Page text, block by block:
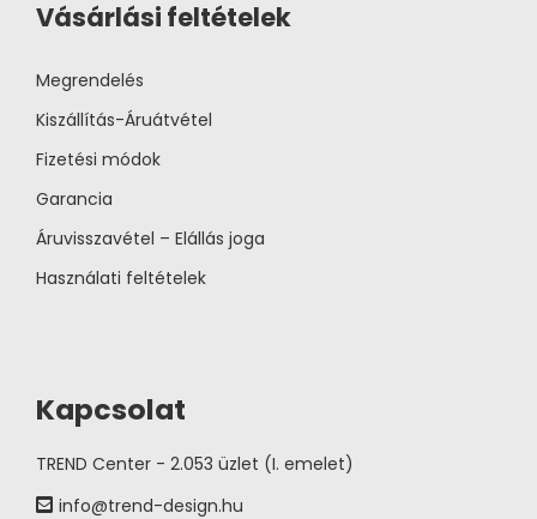
Vásárlási feltételek
Megrendelés
Kiszállítás-Áruátvétel
Fizetési módok
Garancia
Áruvisszavétel – Elállás joga
Használati feltételek
Kapcsolat
TREND Center - 2.053 üzlet (I. emelet)
info@trend-design.hu